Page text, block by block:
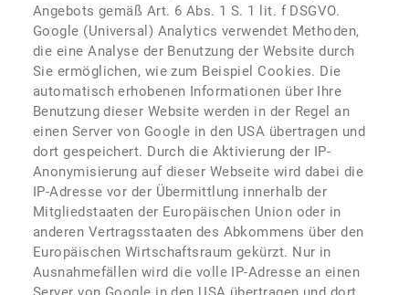
Angebots gemäß Art. 6 Abs. 1 S. 1 lit. f DSGVO.
Google (Universal) Analytics verwendet Methoden,
die eine Analyse der Benutzung der Website durch
Sie ermöglichen, wie zum Beispiel Cookies. Die
automatisch erhobenen Informationen über Ihre
Benutzung dieser Website werden in der Regel an
einen Server von Google in den USA übertragen und
dort gespeichert. Durch die Aktivierung der IP-
Anonymisierung auf dieser Webseite wird dabei die
IP-Adresse vor der Übermittlung innerhalb der
Mitgliedstaaten der Europäischen Union oder in
anderen Vertragsstaaten des Abkommens über den
Europäischen Wirtschaftsraum gekürzt. Nur in
Ausnahmefällen wird die volle IP-Adresse an einen